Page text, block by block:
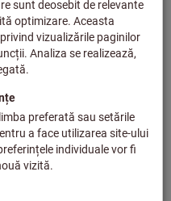
de afaceri după